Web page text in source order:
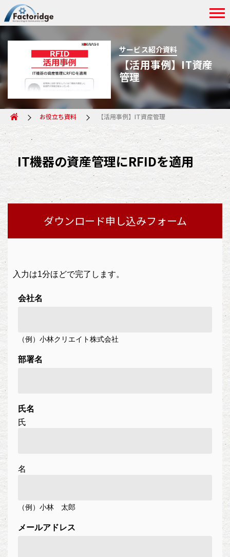
サービス紹介資料
【活用事例】IT資産
管理
お役立ち資料 【活用事例】IT資産管理
IT機器の資産管理にRFIDを適用
ダウンロード申し込みフォーム